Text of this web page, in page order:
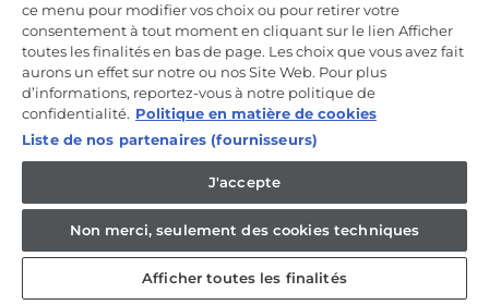
CANDY HOOVER GROUP S.r.I. - Associé unique - SIÈGE SOCIAL :
Via Comolli, 57 - 20861 Brugherio (MB) - Italie - SIÈGES
ADMINISTRATIFS : Via Privata Eden Fumagalli snc - 20861
Brugherio (MB) et Via Trento n. 20/A-22 - 20871 Vimercate (MB) -
Italie - Tél. : +39.039.2086.1 - Fax : +39.039.2086.237 - Capital social
35 000 000,00 € iv - Cod. Code fiscal et numéro d'inscription au
registre du commerce de Milan-Monza-Brianza-Lodi 04666310158 -
Autorisation IT AEOF 211870 - Société soumise aux activités de
gestion et de coordination de Candy S.p.A.
FR / Français
ce menu pour modifier vos choix ou pour retirer votre
consentement à tout moment en cliquant sur le lien Afficher
toutes les finalités en bas de page. Les choix que vous avez fait
aurons un effet sur notre ou nos Site Web. Pour plus
d’informations, reportez-vous à notre politique de
confidentialité. Politique en matière de cookies
Liste de nos partenaires (fournisseurs)
J'accepte
Non merci, seulement des cookies techniques
Afficher toutes les finalités